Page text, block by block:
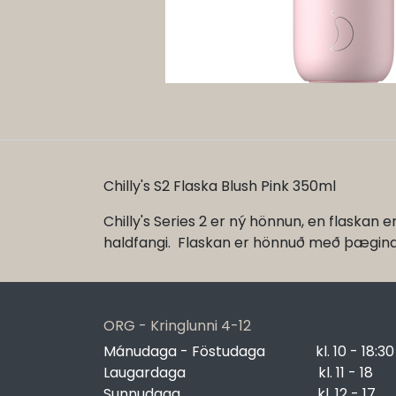
Chilly's S2 Flaska Blush Pink 350ml
Chilly's Series 2 er ný hönnun, en
haldfangi. Flaskan er hönnuð með
ORG - Kringlunni 4-12
Mánudaga - Föstudaga
​kl. 10 - 18:30
Laugardaga
​kl. 11 - 18